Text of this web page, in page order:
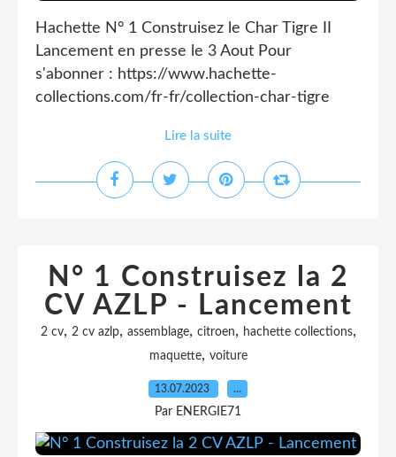
Hachette N° 1 Construisez le Char Tigre II
Lancement en presse le 3 Aout Pour
s'abonner : https://www.hachette-
collections.com/fr-fr/collection-char-tigre
Lire la suite
N° 1 Construisez la 2
CV AZLP - Lancement
2 cv, 2 cv azlp, assemblage, citroen, hachette collections,
maquette, voiture
13.07.2023 …
Par ENERGIE71